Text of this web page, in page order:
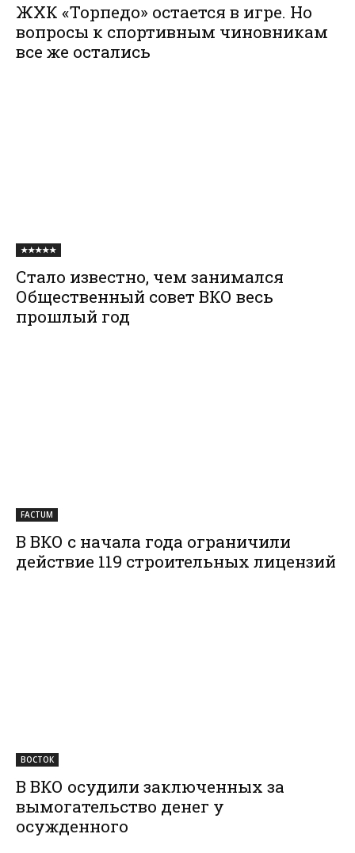
ЖХК «Торпедо» остается в игре. Но
вопросы к спортивным чиновникам
все же остались
★★★★★
Стало известно, чем занимался
Общественный совет ВКО весь
прошлый год
FACTUM
В ВКО с начала года ограничили
действие 119 строительных лицензий
ВОСТОК
В ВКО осудили заключенных за
вымогательство денег у
осужденного